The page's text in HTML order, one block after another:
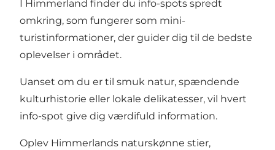
I Himmerland finder du info-spots spredt
omkring, som fungerer som mini-
turistinformationer, der guider dig til de bedste
oplevelser i området.
Uanset om du er til smuk natur, spændende
kulturhistorie eller lokale delikatesser, vil hvert
info-spot give dig værdifuld information.
Oplev Himmerlands naturskønne stier,